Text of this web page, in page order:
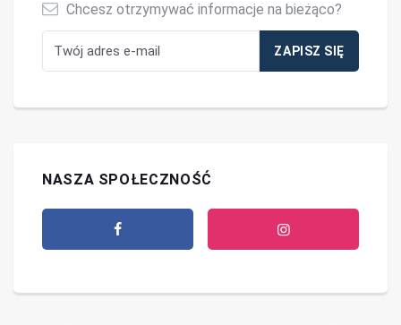
Chcesz otrzymywać informacje na bieżąco?
NASZA SPOŁECZNOŚĆ